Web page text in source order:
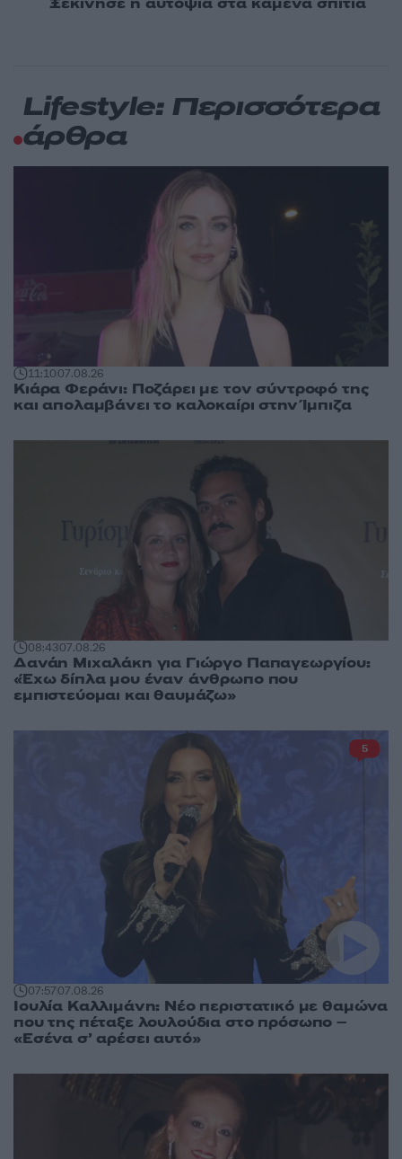
Lifestyle: Περισσότερα
άρθρα
11:1007.08.26
Κιάρα Φεράνι: Ποζάρει με τον σύντροφό της
και απολαμβάνει το καλοκαίρι στην Ίμπιζα
08:4307.08.26
Δανάη Μιχαλάκη για Γιώργο Παπαγεωργίου:
«Έχω δίπλα μου έναν άνθρωπο που
εμπιστεύομαι και θαυμάζω»
07:5707.08.26
Ιουλία Καλλιμάνη: Νέο περιστατικό με θαμώνα
που της πέταξε λουλούδια στο πρόσωπο –
«Εσένα σ’ αρέσει αυτό»
5